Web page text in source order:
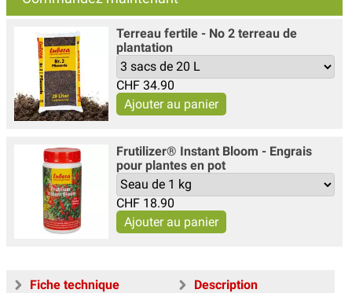
Terreau fertile - No 2 terreau de
plantation
CHF 34.90
Frutilizer® Instant Bloom - Engrais
pour plantes en pot
CHF 18.90
Fiche technique
Description